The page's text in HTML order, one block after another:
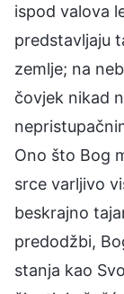
ispod valova
predstavljaju
zemlje; na
čovjek nikad
Ono što Bog
srce varljivo
beskrajno
predodžbi,
stanja kao